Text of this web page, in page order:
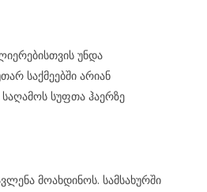
უნდა
საქმეებში არიან
სუფთა ჰაერზე
მოახდინოს. სამსახურში